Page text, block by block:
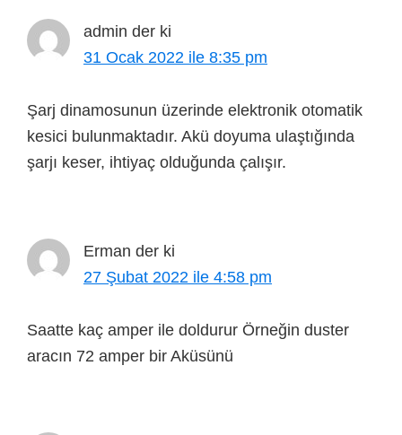
admin der ki
31 Ocak 2022 ile 8:35 pm
Şarj dinamosunun üzerinde elektronik otomatik
kesici bulunmaktadır. Akü doyuma ulaştığında
şarjı keser, ihtiyaç olduğunda çalışır.
Erman der ki
27 Şubat 2022 ile 4:58 pm
Saatte kaç amper ile doldurur Örneğin duster
aracın 72 amper bir Aküsünü